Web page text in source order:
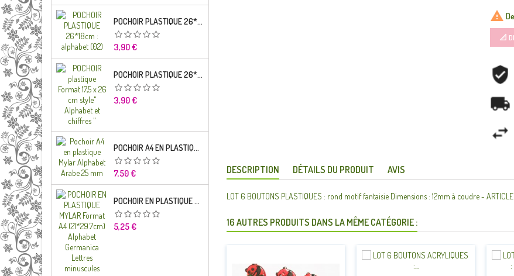
POCHOIR PLASTIQUE 26*18CM : ALPHABET (02)
Prix
3,90 €
POCHOIR PLASTIQUE 26*18CM : ALPHABET (01)
Prix
3,90 €
POCHOIR A4 EN PLASTIQUE MYLAR ALPHABET ARABE 25 MM
Prix
7,50 €
POCHOIR EN PLASTIQUE MYLAR FORMAT A4 (21*29.7CM) ALPHABET GERMANICA LETTRES MINUSCULES
Prix
5,25 €

📐
DESCRIPTION DÉTAILS DU PRODUIT AVIS
LOT 6 BOUTONS PLASTIQUES : rond motif fantaisie Dimensions : 12mm à coudre -
16 AUTRES PRODUITS DANS LA MÊME CATÉGORIE :